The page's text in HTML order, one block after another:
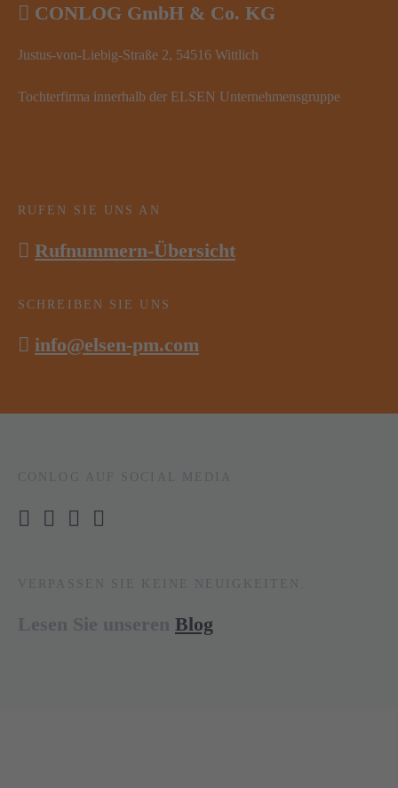
CONLOG GmbH & Co. KG
Justus-von-Liebig-Straße 2, 54516 Wittlich
Tochterfirma innerhalb der ELSEN Unternehmensgruppe
RUFEN SIE UNS AN
Rufnummern-Übersicht
SCHREIBEN SIE UNS
info@elsen-pm.com
Blog